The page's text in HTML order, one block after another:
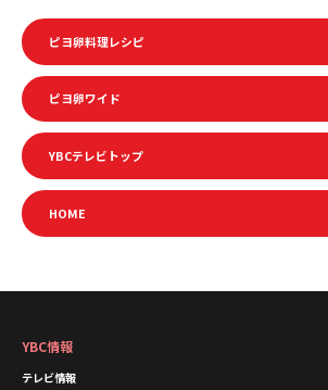
ピヨ卵料理レシピ
ピヨ卵ワイド
YBCテレビトップ
HOME
YBC情報
テレビ情報